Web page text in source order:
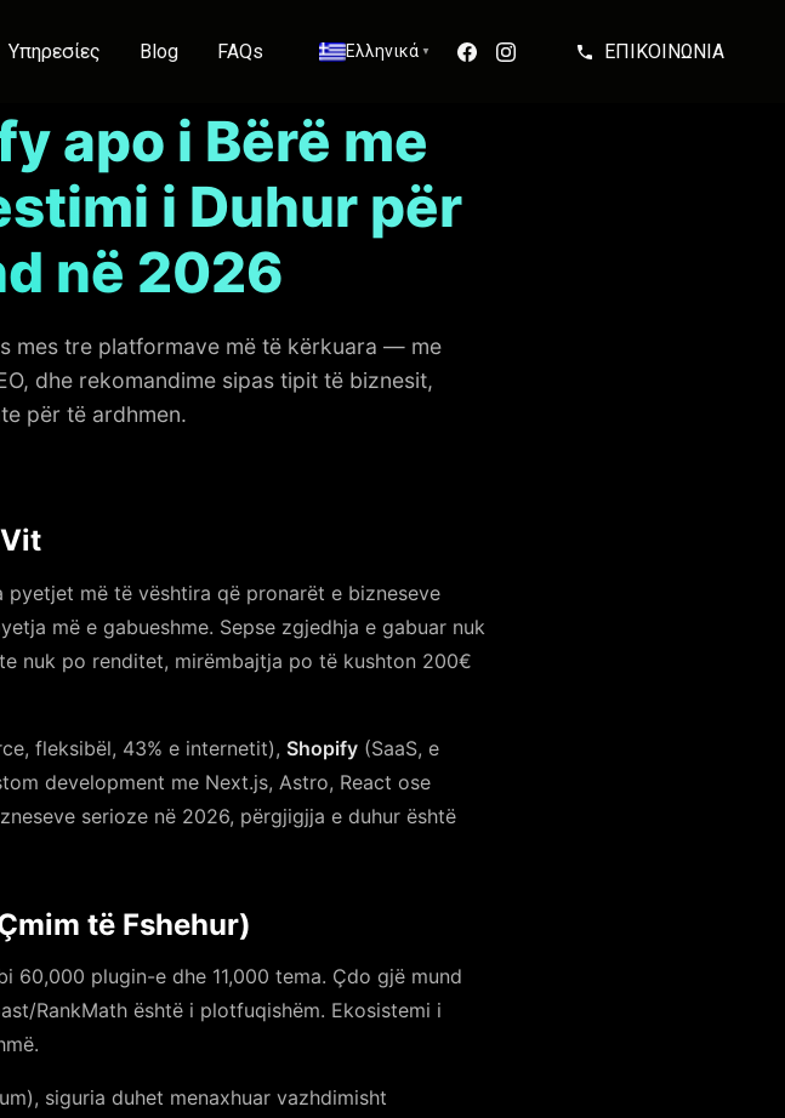
Υπηρεσίες Blog FAQs Ελληνικά ▼ ΕΠΙΚΟΙΝΩΝΙΑ
apo i Bërë me
i Duhur për
në 2026
mes tre platformave më të kërkuara — me
dhe rekomandime sipas tipit të biznesit,
për të ardhmen.
më të vështira që pronarët e bizneseve
më e gabueshme. Sepse zgjedhja e gabuar nuk
nuk po renditet, mirëmbajtja po të kushton 200€
fleksibël, 43% e internetit), Shopify (SaaS, e
development me Next.js, Astro, React ose
serioze në 2026, përgjigjja e duhur është
të Fshehur)
60,000 plugin-e dhe 11,000 tema. Çdo gjë mund
RankMath është i plotfuqishëm. Ekosistemi i
siguria duhet menaxhuar vazhdimisht